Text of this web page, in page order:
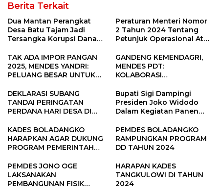
Berita Terkait
Dua Mantan Perangkat
Desa Batu Tajam Jadi
Tersangka Korupsi Dana
Peraturan Menteri Nomor
2 Tahun 2024 Tentang
Petunjuk Operasional Atas
Desa Tahun 2025
TAK ADA IMPOR PANGAN
2025, MENDES YANDRI:
PELUANG BESAR UNTUK
GANDENG KEMENDAGRI,
MENDES PDT:
KOLABORASI
PEMBANGUNAN DESA
DEKLARASI SUBANG
TANDAI PERINGATAN
PERDANA HARI DESA DI
Bupati Sigi Dampingi
Presiden Joko Widodo
Dalam Kegiatan Panen
Pandere
KADES BOLADANGKO
HARAPKAN AGAR DUKUNG
PROGRAM PEMERINTAH
PEMDES BOLADANGKO
RAMPUNGKAN PROGRAM
DD TAHUN 2024
PEMDES JONO OGE
LAKSANAKAN
PEMBANGUNAN FISIK
HARAPAN KADES
TANGKULOWI DI TAHUN
2024